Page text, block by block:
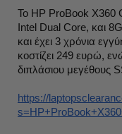
Το HP ProBook X360
Intel Dual Core, και
και έχει 3 χρόνια
κοστίζει 249 ευρώ,
διπλάσιου μεγέθους
https://